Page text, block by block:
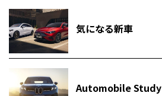
気になる新車
Automobile Study